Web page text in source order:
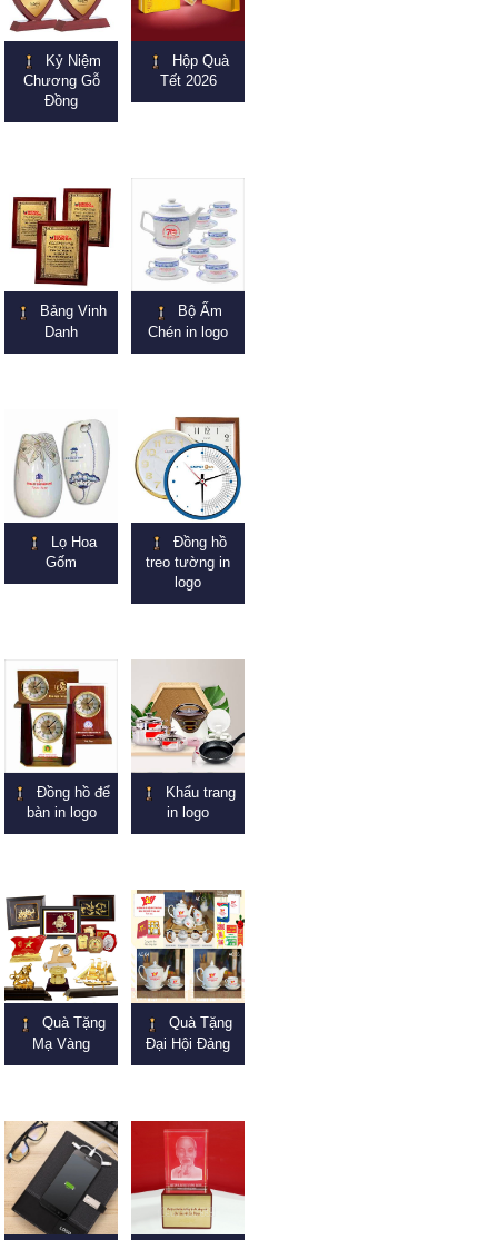
Kỷ Niệm
Chương Gỗ
Đồng
Hộp Quà
Tết 2026
Bảng Vinh
Danh
Bộ Ấm
Chén in logo
Lọ Hoa
Gốm
Đồng hồ
treo tường in
logo
Đồng hồ để
bàn in logo
Khẩu trang
in logo
Quà Tặng
Mạ Vàng
Quà Tặng
Đại Hội Đảng